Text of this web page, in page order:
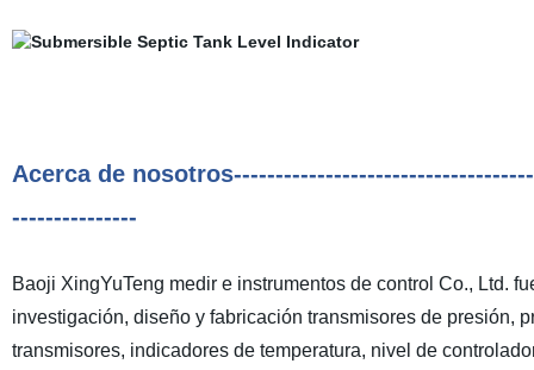
Acerca de
---------------
Baoji XingYuTeng medir e instrumentos de control Co., Ltd.
investigación, diseño y fabricación transmisores de presión,
transmisores, indicadores de temperatura, nivel de